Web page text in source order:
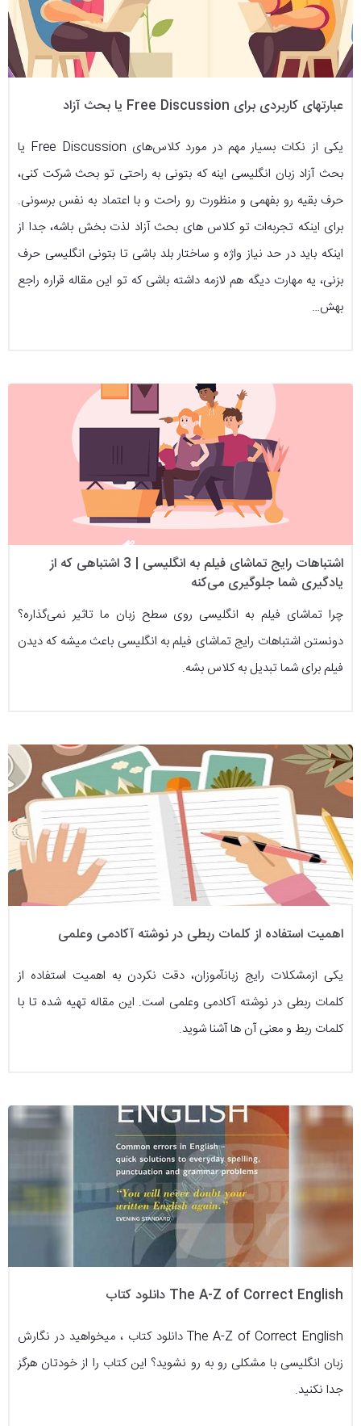
عبارتهای کاربردی برای Free Discussion یا بحث آزاد
یکی از نکات بسیار مهم در مورد کلاس‌های Free Discussion یا
بحث آزاد زبان انگلیسی اینه که بتونی به راحتی تو بحث شرکت کنی،
حرف بقیه رو بفهمی و منظورت رو راحت و با اعتماد به نفس برسونی.
برای اینکه تجربه‌ات تو کلاس های بحث آزاد لذت بخش باشه، جدا از
اینکه باید در حد نیاز واژه و ساختار بلد باشی تا بتونی انگلیسی حرف
بزنی، یه مهارت دیگه هم لازمه داشته باشی که تو این مقاله قراره راجع
بهش…
اشتباهات رایج تماشای فیلم به انگلیسی | 3 اشتباهی که از
یادگیری شما جلوگیری می‌کنه
چرا تماشای فیلم به انگلیسی روی سطح زبان ما تاثیر نمی‌گذاره؟
دونستن اشتباهات رایج تماشای فیلم به انگلیسی باعث میشه که دیدن
فیلم برای شما تبدیل به کلاس بشه.
اهمیت استفاده از کلمات ربطی در نوشته آکادمی وعلمی
یکی ازمشکلات رایج زبان‎آموزان، دقت نکردن به اهمیت استفاده از
کلمات ربطی در نوشته آکادمی وعلمی است. این مقاله تهیه شده تا با
کلمات ربط و معنی آن ها آشنا شوید.
The A-Z of Correct English دانلود کتاب
The A-Z of Correct English دانلود کتاب ، میخواهید در نگارش
زبان انگلیسی با مشکلی رو به رو نشوید؟ این کتاب را از خودتان هرگز
جدا نکنید.